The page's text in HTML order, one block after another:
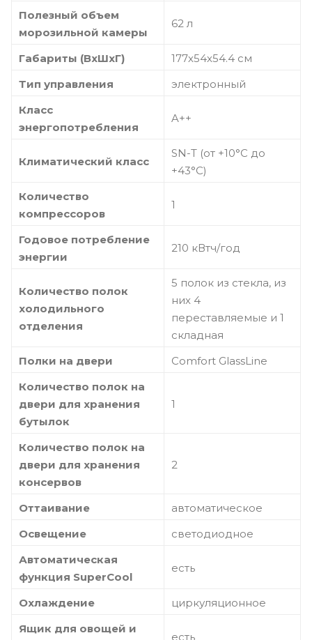
Полезный объем
морозильной камеры
62 л
Габариты (ВхШхГ)
177х54х54.4 см
Тип управления
электронный
Класс
энергопотребления
A++
Климатический класс
SN-T (от +10°С до
+43°С)
Количество
компрессоров
1
Годовое потребление
энергии
210 кВтч/год
Количество полок
холодильного
отделения
5 полок из стекла, из
них 4
переставляемые и 1
складная
Полки на двери
Comfort GlassLine
Количество полок на
двери для хранения
бутылок
1
Количество полок на
двери для хранения
консервов
2
Оттаивание
автоматическое
Освещение
светодиодное
Автоматическая
функция SuperСool
есть
Охлаждение
циркуляционное
Ящик для овощей и
есть